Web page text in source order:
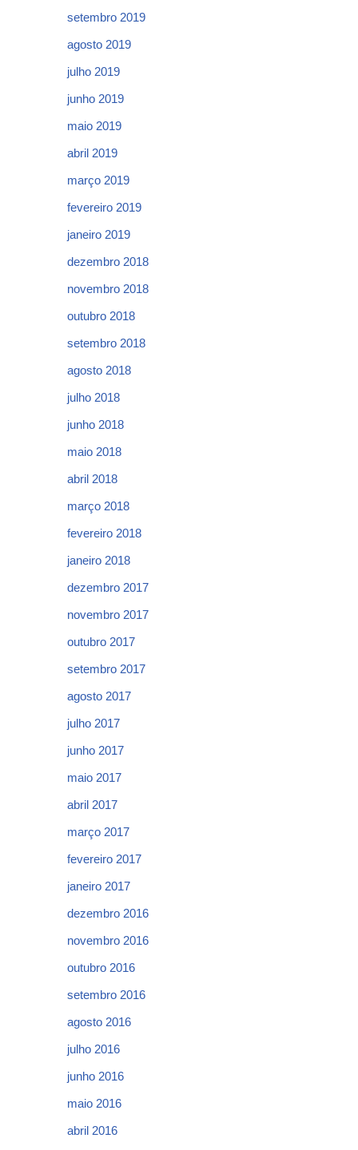
setembro 2019
agosto 2019
julho 2019
junho 2019
maio 2019
abril 2019
março 2019
fevereiro 2019
janeiro 2019
dezembro 2018
novembro 2018
outubro 2018
setembro 2018
agosto 2018
julho 2018
junho 2018
maio 2018
abril 2018
março 2018
fevereiro 2018
janeiro 2018
dezembro 2017
novembro 2017
outubro 2017
setembro 2017
agosto 2017
julho 2017
junho 2017
maio 2017
abril 2017
março 2017
fevereiro 2017
janeiro 2017
dezembro 2016
novembro 2016
outubro 2016
setembro 2016
agosto 2016
julho 2016
junho 2016
maio 2016
abril 2016